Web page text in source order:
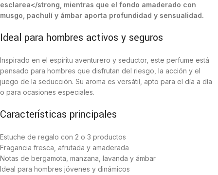
esclarea</strong, mientras que el fondo amaderado con
musgo, pachulí y ámbar aporta profundidad y sensualidad.
Ideal para hombres activos y seguros
Inspirado en el espíritu aventurero y seductor, este perfume está
pensado para hombres que disfrutan del riesgo, la acción y el
juego de la seducción. Su aroma es versátil, apto para el día a día
o para ocasiones especiales.
Características principales
Estuche de regalo con 2 o 3 productos
Fragancia fresca, afrutada y amaderada
Notas de bergamota, manzana, lavanda y ámbar
Ideal para hombres jóvenes y dinámicos